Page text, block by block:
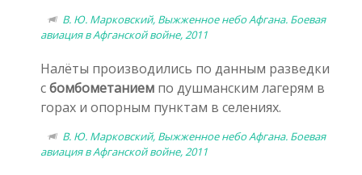
В. Ю. Марковский, Выжженное небо Афгана. Боевая
авиация в Афганской войне, 2011
Налёты производились по данным разведки
сбомбометанием по душманским лагерям в
горах и опорным пунктам в селениях.
В. Ю. Марковский, Выжженное небо Афгана. Боевая
авиация в Афганской войне, 2011